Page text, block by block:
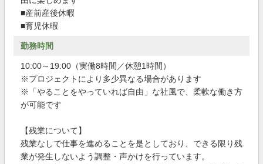
■産前産後休暇
■育児休暇
勤務時間
10:00～19:00（実働8時間／休憩1時間）
※プロジェクトにより多少異なる場合があります
※「やることをやっていれば自由」な社風で、柔軟な働き方
が可能です
【残業について】
残業なしで仕事を進めることを是としており、できる限り残
業が発生しないよう調整・声かけを行っています。